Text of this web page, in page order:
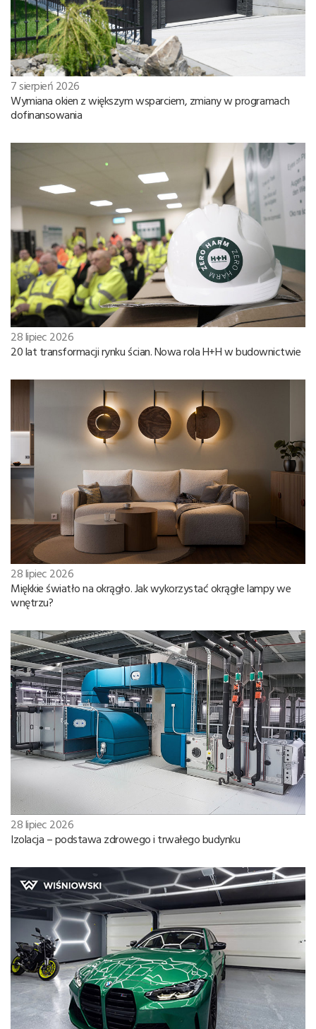
7 sierpień 2026
Wymiana okien z większym wsparciem, zmiany w programach
dofinansowania
28 lipiec 2026
20 lat transformacji rynku ścian. Nowa rola H+H w budownictwie
28 lipiec 2026
Miękkie światło na okrągło. Jak wykorzystać okrągłe lampy we
wnętrzu?
28 lipiec 2026
Izolacja – podstawa zdrowego i trwałego budynku